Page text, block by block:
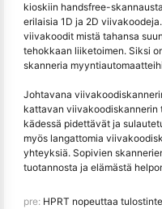
kioskiin handsfree-
erilaisia 1D ja 2D
viivakoodit mistä tahansa
tehokkaan liiketoimen. Siksi
skanneria
Johtavana
kattavan
kädessä pidettävät ja
myös langattomia
yhteyksiä. Sopivien
tuotannosta ja elämästä
pre: HPRT nopeuttaa tulostinteollisuuden